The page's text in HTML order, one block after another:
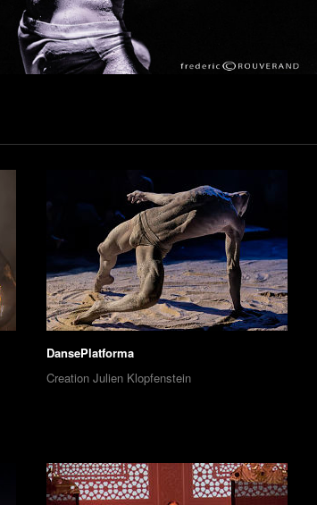
DansePlatforma
Creation Julien Klopfenstein